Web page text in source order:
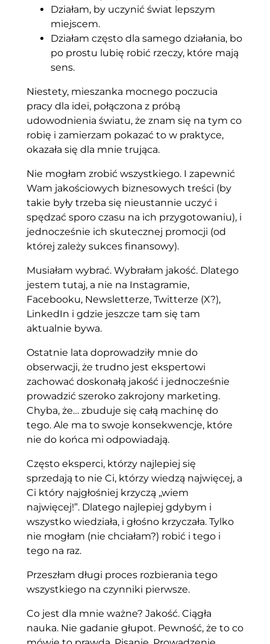
Działam, by uczynić świat lepszym
miejscem.
Działam często dla samego działania, bo
po prostu lubię robić rzeczy, które mają
sens.
Niestety, mieszanka mocnego poczucia
pracy dla idei, połączona z próbą
udowodnienia światu, że znam się na tym co
robię i zamierzam pokazać to w praktyce,
okazała się dla mnie trująca.
Nie mogłam zrobić wszystkiego. I zapewnić
Wam jakościowych biznesowych treści (by
takie były trzeba się nieustannie uczyć i
spędzać sporo czasu na ich przygotowaniu), i
jednocześnie ich skutecznej promocji (od
której zależy sukces finansowy).
Musiałam wybrać. Wybrałam jakość. Dlatego
jestem tutaj, a nie na Instagramie,
Facebooku, Newsletterze, Twitterze (X?),
LinkedIn i gdzie jeszcze tam się tam
aktualnie bywa.
Ostatnie lata doprowadziły mnie do
obserwacji, że trudno jest ekspertowi
zachować doskonałą jakość i jednocześnie
prowadzić szeroko zakrojony marketing.
Chyba, że… zbuduje się całą machinę do
tego. Ale ma to swoje konsekwencje, które
nie do końca mi odpowiadają.
Często eksperci, którzy najlepiej się
sprzedają to nie Ci, którzy wiedzą najwięcej, a
Ci który najgłośniej krzyczą „wiem
najwięcej!”. Dlatego najlepiej gdybym i
wszystko wiedziała, i głośno krzyczała. Tylko
nie mogłam (nie chciałam?) robić i tego i
tego na raz.
Przeszłam długi proces rozbierania tego
wszystkiego na czynniki pierwsze.
Co jest dla mnie ważne? Jakość. Ciągła
nauka. Nie gadanie głupot. Pewność, że to co